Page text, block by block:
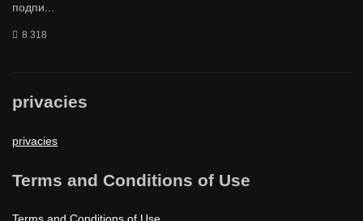
подпи...
8 318
privacies
privacies
Terms and Conditions of Use